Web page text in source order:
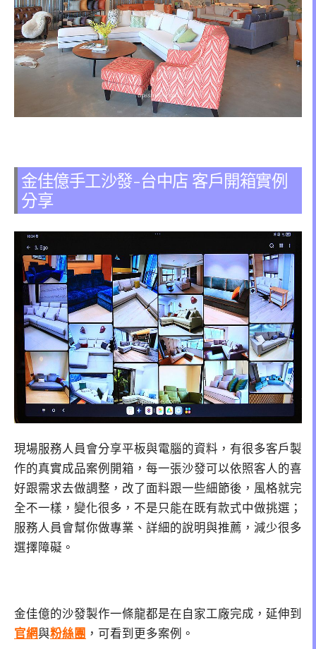
金佳億手工沙發-台中店 客戶開箱實例
分享
現場服務人員會分享平板與電腦的資料，有很多客戶製
作的真實成品案例開箱，每一張沙發可以依照客人的喜
好跟需求去做調整，改了面料跟一些細節後，風格就完
全不一樣，變化很多，不是只能在既有款式中做挑選；
服務人員會幫你做專業、詳細的說明與推薦，減少很多
選擇障礙。
金佳億的沙發製作一條龍都是在自家工廠完成， 延伸到
官網與粉絲團 ，可看到更多案例。